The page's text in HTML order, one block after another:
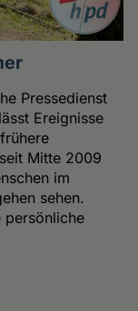
Pressedienst
Ereignisse
Mitte 2009
im
sehen.
persönliche